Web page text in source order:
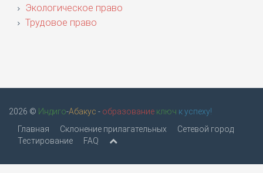
Экологическое право
Трудовое право
2026 © Индиго-Абакус - образование ключ к успеху!
Главная
Склонение прилагательных
Сетевой город
Тестирование
FAQ